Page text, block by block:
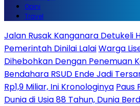
Opini
Travel
Jalan Rusak Kanganara Detukeli
Pemerintah Dinilai LalaiWarga
Dihebohkan Dengan Penemuan
Bendahara RSUD Ende Jadi
Rp1,9 Miliar, Ini Kronologinya Paus
Dunia di Usia 88 Tahun, Dunia